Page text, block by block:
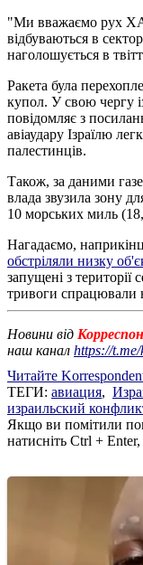
"Ми вважаємо рух
відбуваються в
наголошується в
Ракета була
купол. У свою чергу
повідомляє з
авіаудару Ізраїлю
палестинців.
Також, за даними
влада звузила зону
10 морських миль
Нагадаємо,
обстріляли низку
запущені з території
тривоги спрацювали
Новини від
наш канал https://
Читайте
ТЕГИ: авиация,
израильский
Якщо ви помітили
натисніть Ctrl +